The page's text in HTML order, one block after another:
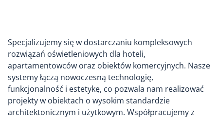
Specjalizujemy się w dostarczaniu kompleksowych
rozwiązań oświetleniowych dla hoteli,
apartamentowców oraz obiektów komercyjnych. Nasze
systemy łączą nowoczesną technologię,
funkcjonalność i estetykę, co pozwala nam realizować
projekty w obiektach o wysokim standardzie
architektonicznym i użytkowym. Współpracujemy z